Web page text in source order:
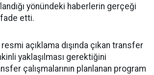
yönündeki haberlerin gerçeği
ifade etti.
açıklama dışında çıkan transfer
yaklaşılması gerektiğini
çalışmalarının planlanan program